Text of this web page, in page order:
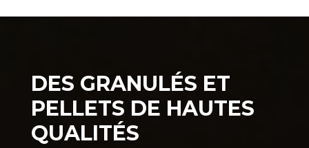
DES GRANULÉS ET
PELLETS DE HAUTES
QUALITÉS